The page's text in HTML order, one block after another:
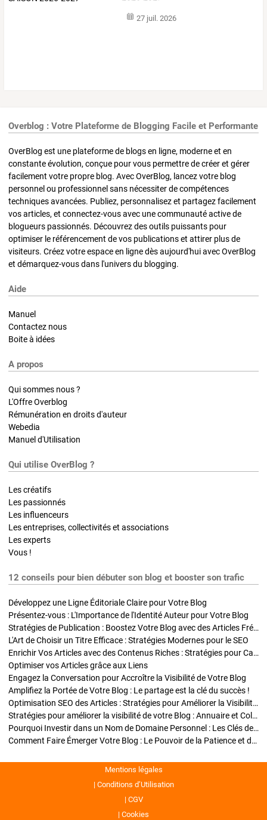
27 juil. 2026
Overblog : Votre Plateforme de Blogging Facile et Performante
OverBlog est une plateforme de blogs en ligne, moderne et en
constante évolution, conçue pour vous permettre de créer et gérer
facilement votre propre blog. Avec OverBlog, lancez votre blog
personnel ou professionnel sans nécessiter de compétences
techniques avancées. Publiez, personnalisez et partagez facilement
vos articles, et connectez-vous avec une communauté active de
blogueurs passionnés. Découvrez des outils puissants pour
optimiser le référencement de vos publications et attirer plus de
visiteurs. Créez votre espace en ligne dès aujourd'hui avec OverBlog
et démarquez-vous dans l'univers du blogging.
Aide
Manuel
Contactez nous
Boite à idées
A propos
Qui sommes nous ?
L'Offre Overblog
Rémunération en droits d'auteur
Webedia
Manuel d'Utilisation
Qui utilise OverBlog ?
Les créatifs
Les passionnés
Les influenceurs
Les entreprises, collectivités et associations
Les experts
Vous !
12 conseils pour bien débuter son blog et booster son trafic
Développez une Ligne Éditoriale Claire pour Votre Blog
Présentez-vous : L'Importance de l'Identité Auteur pour Votre Blog
Stratégies de Publication : Boostez Votre Blog avec des Articles Fréquents et Exclusifs
L'Art de Choisir un Titre Efficace : Stratégies Modernes pour le SEO
Enrichir Vos Articles avec des Contenus Riches : Stratégies pour Captiver et Optimiser
Optimiser vos Articles grâce aux Liens
Engagez la Conversation pour Accroître la Visibilité de Votre Blog
Amplifiez la Portée de Votre Blog : Le partage est la clé du succès !
Optimisation SEO des Articles : Stratégies pour Améliorer la Visibilité de Votre Blog
Stratégies pour améliorer la visibilité de votre Blog : Annuaire et Collaborations
Pourquoi Investir dans un Nom de Domaine Personnel : Les Clés de la Réussite de Votre Blog
Comment Faire Émerger Votre Blog : Le Pouvoir de la Patience et de la Persévérance
Mentions légales
Conditions d’Utilisation
CGV
Cookies